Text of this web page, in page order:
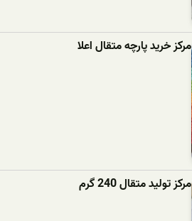
مرکز خرید پارچه متقال اعلا
مرکز تولید متقال 240 گرم